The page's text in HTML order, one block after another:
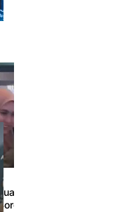
Oki Setiana Dewi dan